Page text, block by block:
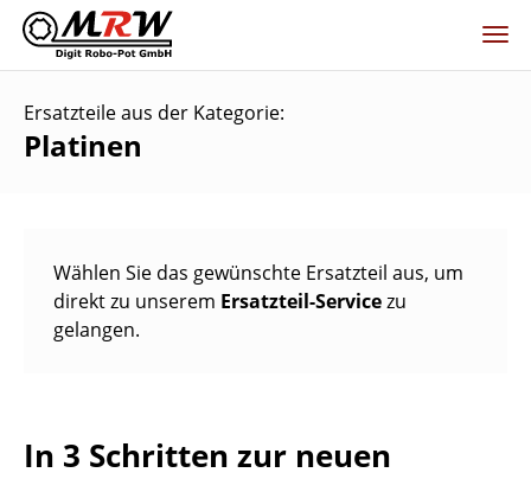
Ersatzteile aus der Kategorie:
Platinen
Wählen Sie das gewünschte Ersatzteil aus, um
direkt zu unserem Ersatzteil-Servicezu
gelangen.
In 3 Schritten zur neuen